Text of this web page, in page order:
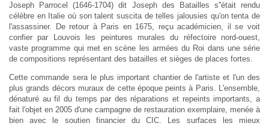
Joseph Parrocel (1646-1704) dit Joseph des Batailles s''était rendu
célèbre en Italie où son talent suscita de telles jalousies qu'on tenta de
l'assassiner. De retour à Paris en 1675, reçu académicien, il se voit
confier par Louvois les peintures murales du réfectoire nord-ouest,
vaste programme qui met en scène les armées du Roi dans une série
de compositions représentant des batailles et sièges de places fortes.
Cette commande sera le plus important chantier de l'artiste et l'un des
plus grands décors muraux de cette époque peints à Paris. L'ensemble,
dénaturé au fil du temps par des réparations et repeints importants, a
fait l'objet en 2005 d'une campagne de restauration exemplaire, menée à
bien avec le soutien financier du CIC. Les surfaces les mieux